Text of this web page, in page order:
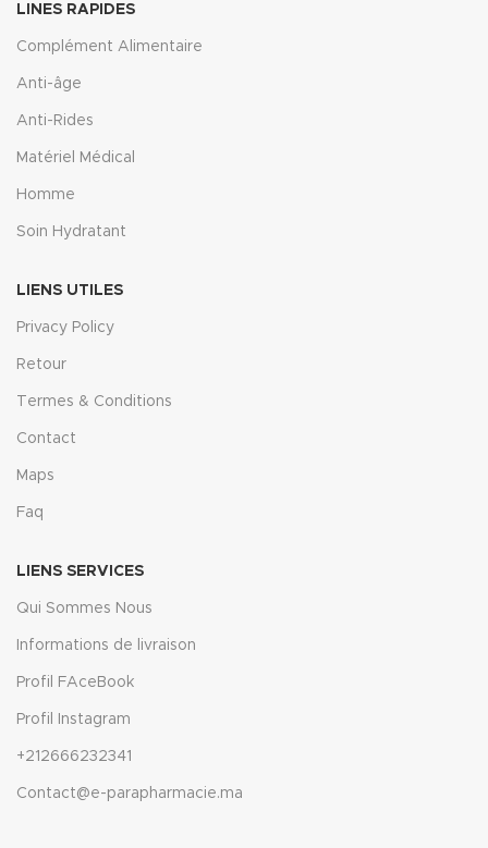
LINES RAPIDES
Complément Alimentaire
Anti-âge
Anti-Rides
Matériel Médical
Homme
Soin Hydratant
LIENS UTILES
Privacy Policy
Retour
Termes & Conditions
Contact
Maps
Faq
LIENS SERVICES
Qui Sommes Nous
Informations de livraison
Profil FAceBook
Profil Instagram
+212666232341
Contact@e-parapharmacie.ma